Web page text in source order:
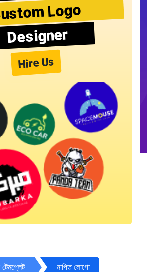
Logo
Designer
Hire Us
নাপিত লোগো